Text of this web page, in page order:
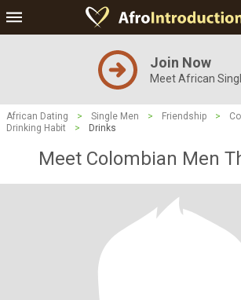
Join Now
Meet African
African Dating > Single Men > Friendship >
Drinking Habit
> Drinks
Meet Colombian Men